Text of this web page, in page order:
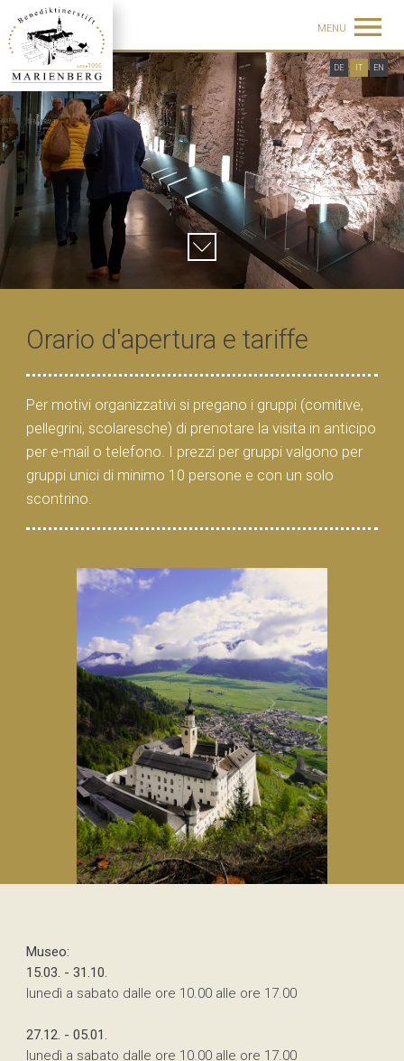
MENU
DE IT EN
Orario d'apertura e tariffe
Per motivi organizzativi si pregano i gruppi (comitive,
pellegrini, scolaresche) di prenotare la visita in anticipo
per e-mail o telefono. I prezzi per gruppi valgono per
gruppi unici di minimo 10 persone e con un solo
scontrino.
Museo:
15.03. - 31.10.
lunedì a sabato dalle ore 10.00 alle ore 17.00
27.12. - 05.01.
lunedì a sabato dalle ore 10.00 alle ore 17.00